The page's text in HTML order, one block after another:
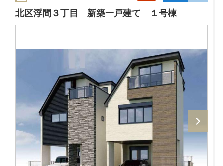
北区浮間３丁目 新築一戸建て １号棟